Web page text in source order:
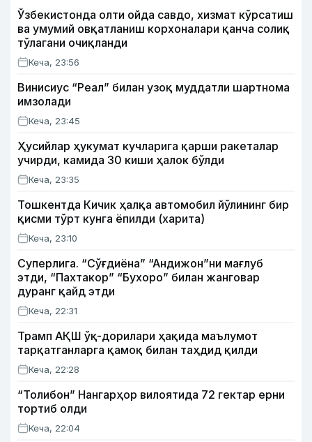
Ўзбекистонда олти ойда савдо, хизмат кўрсатиш
ва умумий овқатланиш корхоналари қанча солиқ
тўлагани очиқланди
Кеча, 23:56
Винисиус “Реал” билан узоқ муддатли шартнома
имзолади
Кеча, 23:45
Ҳусийлар ҳукумат кучларига қарши ракеталар
учирди, камида 30 киши ҳалок бўлди
Кеча, 23:35
Тошкентда Кичик ҳалқа автомобил йўлининг бир
қисми тўрт кунга ёпилди (харита)
Кеча, 23:10
Суперлига. “Сўғдиёна” “Андижон”ни мағлуб
этди, “Пахтакор” “Бухоро” билан жанговар
дуранг қайд этди
Кеча, 22:31
Трамп АҚШ ўқ-дорилари ҳақида маълумот
тарқатганларга қамоқ билан таҳдид қилди
Кеча, 22:28
“Толибон” Нангарҳор вилоятида 72 гектар ерни
тортиб олди
Кеча, 22:04